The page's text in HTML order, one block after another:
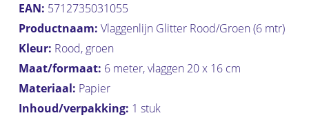
EAN: 5712735031055
Productnaam: Vlaggenlijn Glitter Rood/Groen (6 mtr)
Kleur: Rood, groen
Maat/formaat: 6 meter, vlaggen 20 x 16 cm
Materiaal: Papier
Inhoud/verpakking: 1 stuk